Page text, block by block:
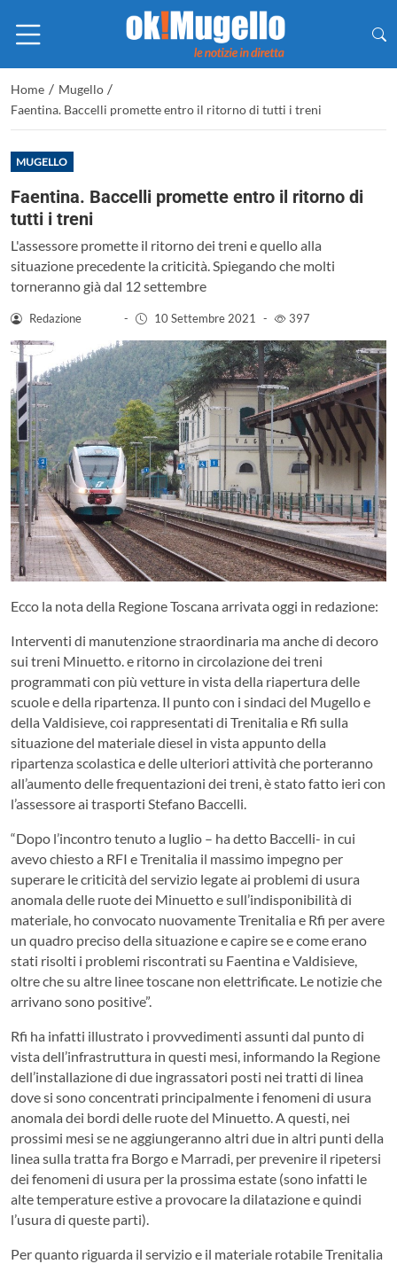
Home / Mugello /
Faentina. Baccelli promette entro il ritorno di tutti i treni
MUGELLO
Faentina. Baccelli promette entro il ritorno di
tutti i treni
L'assessore promette il ritorno dei treni e quello alla
situazione precedente la criticità. Spiegando che molti
torneranno già dal 12 settembre
Redazione - 10 Settembre 2021 - 397
Ecco la nota della Regione Toscana arrivata oggi in redazione:
Interventi di manutenzione straordinaria ma anche di decoro
sui treni Minuetto. e ritorno in circolazione dei treni
programmati con più vetture in vista della riapertura delle
scuole e della ripartenza. Il punto con i sindaci del Mugello e
della Valdisieve, coi rappresentati di Trenitalia e Rfi sulla
situazione del materiale diesel in vista appunto della
ripartenza scolastica e delle ulteriori attività che porteranno
all’aumento delle frequentazioni dei treni, è stato fatto ieri con
l’assessore ai trasporti Stefano Baccelli.
“Dopo l’incontro tenuto a luglio – ha detto Baccelli- in cui
avevo chiesto a RFI e Trenitalia il massimo impegno per
superare le criticità del servizio legate ai problemi di usura
anomala delle ruote dei Minuetto e sull’indisponibilità di
materiale, ho convocato nuovamente Trenitalia e Rfi per avere
un quadro preciso della situazione e capire se e come erano
stati risolti i problemi riscontrati su Faentina e Valdisieve,
oltre che su altre linee toscane non elettrificate. Le notizie che
arrivano sono positive”.
Rfi ha infatti illustrato i provvedimenti assunti dal punto di
vista dell’infrastruttura in questi mesi, informando la Regione
dell’installazione di due ingrassatori posti nei tratti di linea
dove si sono concentrati principalmente i fenomeni di usura
anomala dei bordi delle ruote del Minuetto. A questi, nei
prossimi mesi se ne aggiungeranno altri due in altri punti della
linea sulla tratta fra Borgo e Marradi, per prevenire il ripetersi
dei fenomeni di usura per la prossima estate (sono infatti le
alte temperature estive a provocare la dilatazione e quindi
l’usura di queste parti).
Per quanto riguarda il servizio e il materiale rotabile Trenitalia